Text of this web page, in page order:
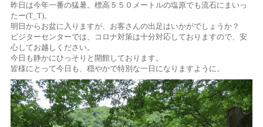
昨日は今年一番の猛暑。標高５５０メートルの塩原でも流石にまいっ
たー(T_T)。
明日からお盆に入りますが、お客さんの出足はいかがでしょうか？
ビジターセンターでは、コロナ対策は十分対応しておりますので、安
心してお越しください。
今日も静かにひっそりと開館しております。
皆様にとって今日も、穏やかで特別な一日になりますように。